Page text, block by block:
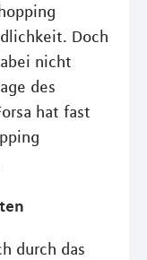
Doch
nicht
des
hat fast
durch das